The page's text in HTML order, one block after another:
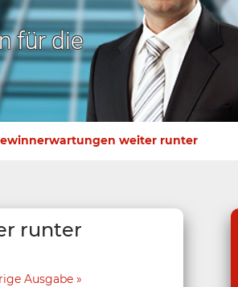
für die
weiter runter
runter
Ausgabe